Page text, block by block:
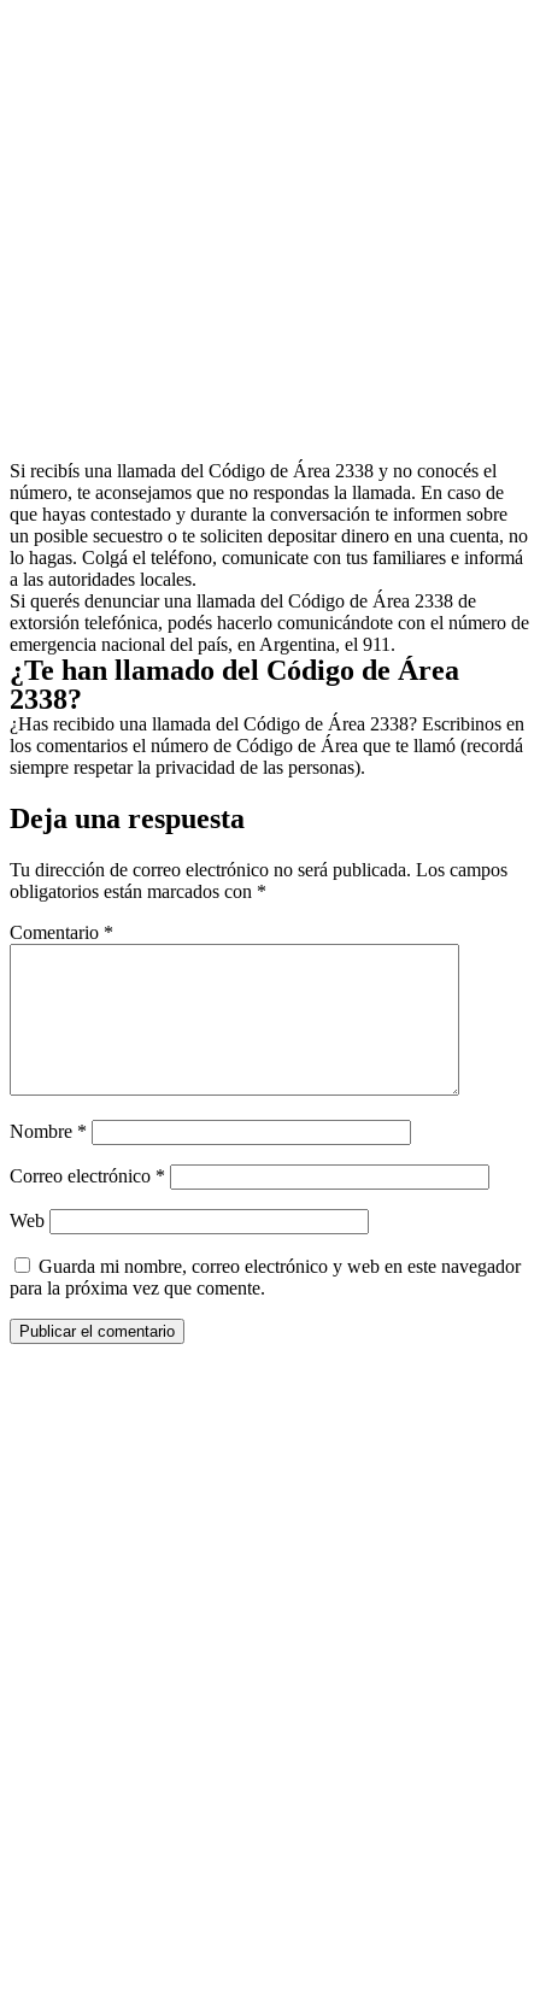
Si recibís una llamada del Código de Área 2338 y no conocés el
número, te aconsejamos que no respondas la llamada. En caso de
que hayas contestado y durante la conversación te informen sobre
un posible secuestro o te soliciten depositar dinero en una cuenta, no
lo hagas. Colgá el teléfono, comunicate con tus familiares e informá
a las autoridades locales.
Si querés denunciar una llamada del Código de Área 2338 de
extorsión telefónica, podés hacerlo comunicándote con el número de
emergencia nacional del país, en Argentina, el 911.
¿Te han llamado del Código de Área
2338?
¿Has recibido una llamada del Código de Área 2338? Escribinos en
los comentarios el número de Código de Área que te llamó (recordá
siempre respetar la privacidad de las personas).
Deja una respuesta
Tu dirección de correo electrónico no será publicada. Los campos
obligatorios están marcados con *
Comentario *
Nombre *
Correo electrónico *
Web
Guarda mi nombre, correo electrónico y web en este navegador
para la próxima vez que comente.